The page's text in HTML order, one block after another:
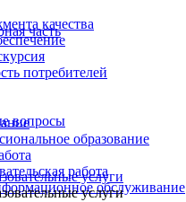
часть
качества
потребителей
вопросы
образование
работа
обслуживание
услуги
услуги